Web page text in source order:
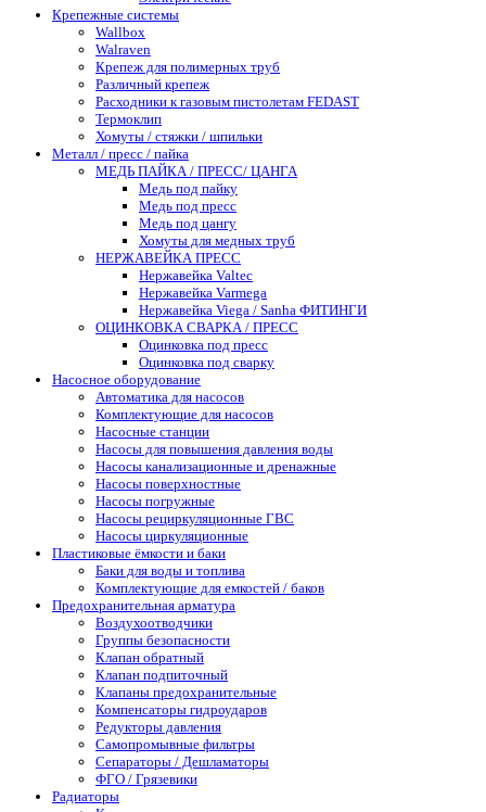
Крепежные системы
Wallbox
Walraven
Крепеж для полимерных труб
Различный крепеж
Расходники к газовым пистолетам FEDAST
Термоклип
Хомуты / стяжки / шпильки
Металл / пресс / пайка
МЕДЬ ПАЙКА / ПРЕСС/ ЦАНГА
Медь под пайку
Медь под пресс
Медь под цангу
Хомуты для медных труб
НЕРЖАВЕЙКА ПРЕСС
Нержавейка Valtec
Нержавейка Varmega
Нержавейка Viega / Sanha ФИТИНГИ
ОЦИНКОВКА СВАРКА / ПРЕСС
Оцинковка под пресс
Оцинковка под сварку
Насосное оборудование
Автоматика для насосов
Комплектующие для насосов
Насосные станции
Насосы для повышения давления воды
Насосы канализационные и дренажные
Насосы поверхностные
Насосы погружные
Насосы рециркуляционные ГВС
Насосы циркуляционные
Пластиковые ёмкости и баки
Баки для воды и топлива
Комплектующие для емкостей / баков
Предохранительная арматура
Воздухоотводчики
Группы безопасности
Клапан обратный
Клапан подпиточный
Клапаны предохранительные
Компенсаторы гидроударов
Редукторы давления
Самопромывные фильтры
Сепараторы / Дешламаторы
ФГО / Грязевики
Радиаторы